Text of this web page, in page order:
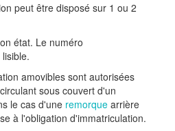
peut être disposé sur 1 ou 2
état. Le numéro
amovibles sont autorisées
sous couvert d'un
le cas d'une remorque arrière
à l'obligation d'immatriculation.